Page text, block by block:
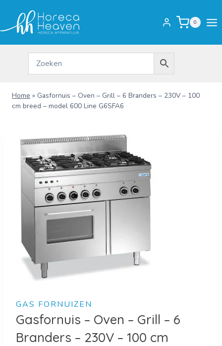
inhoud
0
Home » Gasfornuis – Oven – Grill – 6 Branders – 230V – 100
cm breed – model 600 Line G6SFA6
GAS FORNUIZEN
Gasfornuis – Oven – Grill – 6
Branders – 230V – 100 cm